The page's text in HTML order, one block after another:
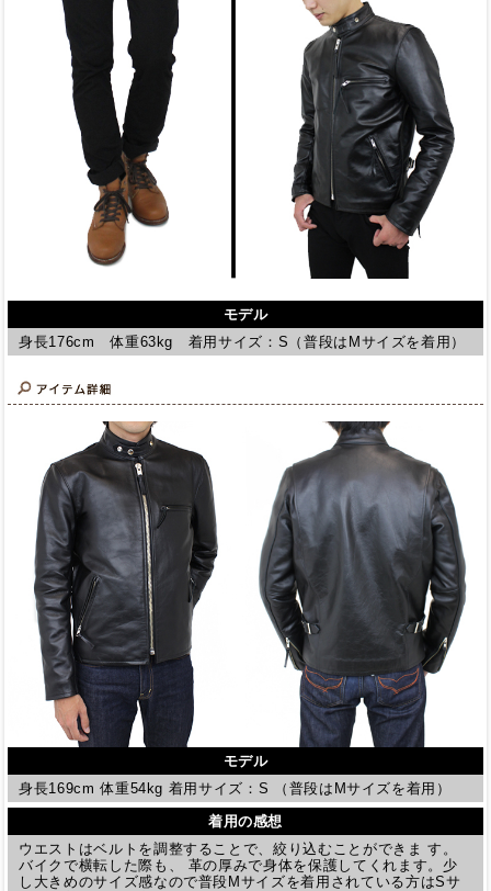
モデル
身長176cm 体重63kg 着用サイズ：S（普段はMサイズを着用）
モデル
身長169cm 体重54kg 着用サイズ：S （普段はMサイズを着用）
着用の感想
ウエストはベルトを調整することで、絞り込むことができま す。
バイクで横転した際も、 革の厚みで身体を保護してくれます。少
し大きめのサイズ感なので普段Mサイズを着用されている方はSサ